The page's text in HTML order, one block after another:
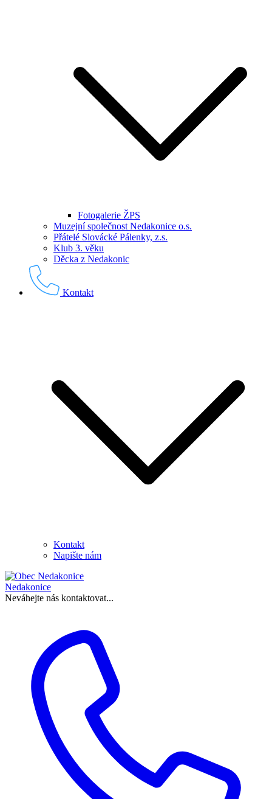
Fotogalerie ŽPS
Muzejní společnost Nedakonice o.s.
Přátelé Slovácké Pálenky, z.s.
Klub 3. věku
Děcka z Nedakonic
Kontakt
Kontakt
Napište nám
Nedakonice
Neváhejte nás kontaktovat...